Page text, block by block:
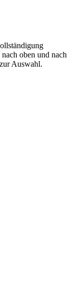
oben und nach
Auswahl.